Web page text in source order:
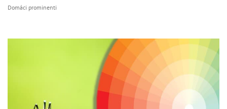
Domáci prominenti